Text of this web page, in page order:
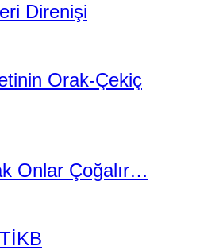
Direnişi
Orak-Çekiç
Onlar Çoğalır…